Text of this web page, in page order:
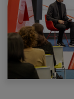
Приватни
Поддршка
Надополни